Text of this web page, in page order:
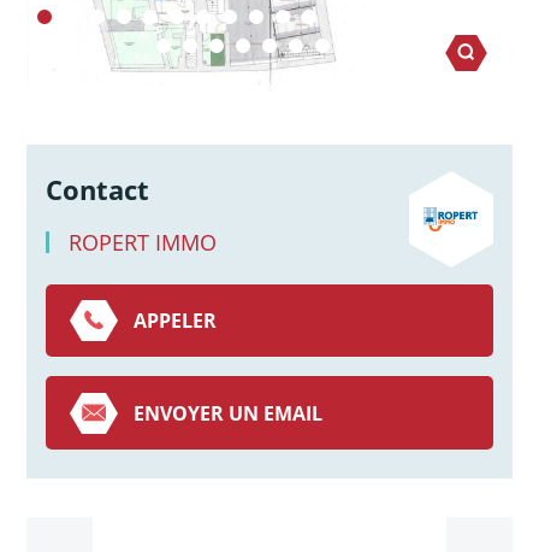
Contact
ROPERT IMMO
APPELER
ENVOYER UN EMAIL